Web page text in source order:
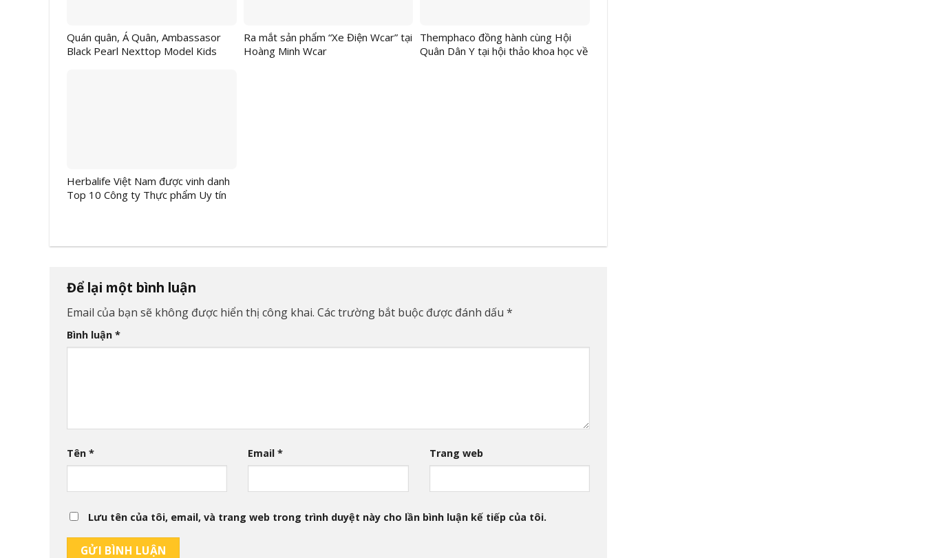
Quán quân, Á Quân, Ambassasor
Black Pearl Nexttop Model Kids
Ra mắt sản phẩm “Xe Điện Wcar” tại
Hoàng Minh Wcar
Themphaco đồng hành cùng Hội
Quân Dân Y tại hội thảo khoa học về
Herbalife Việt Nam được vinh danh
Top 10 Công ty Thực phẩm Uy tín
Để lại một bình luận
Email của bạn sẽ không được hiển thị công khai. Các trường bắt buộc được đánh dấu *
Bình luận *
Tên * Email* Trang web
Lưu tên của tôi, email, và trang web trong trình duyệt này cho lần bình luận kế tiếp của tôi.